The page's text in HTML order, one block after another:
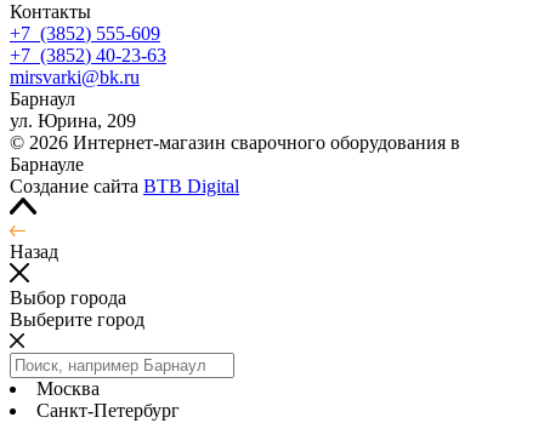
Контакты
+7 (3852) 555-609
+7 (3852) 40-23-63
mirsvarki@bk.ru
Барнаул
ул. Юрина, 209
© 2026 Интернет-магазин сварочного оборудования в
Барнауле
Создание сайта BTB Digital
Назад
Выбор города
Выберите город
Москва
Санкт-Петербург